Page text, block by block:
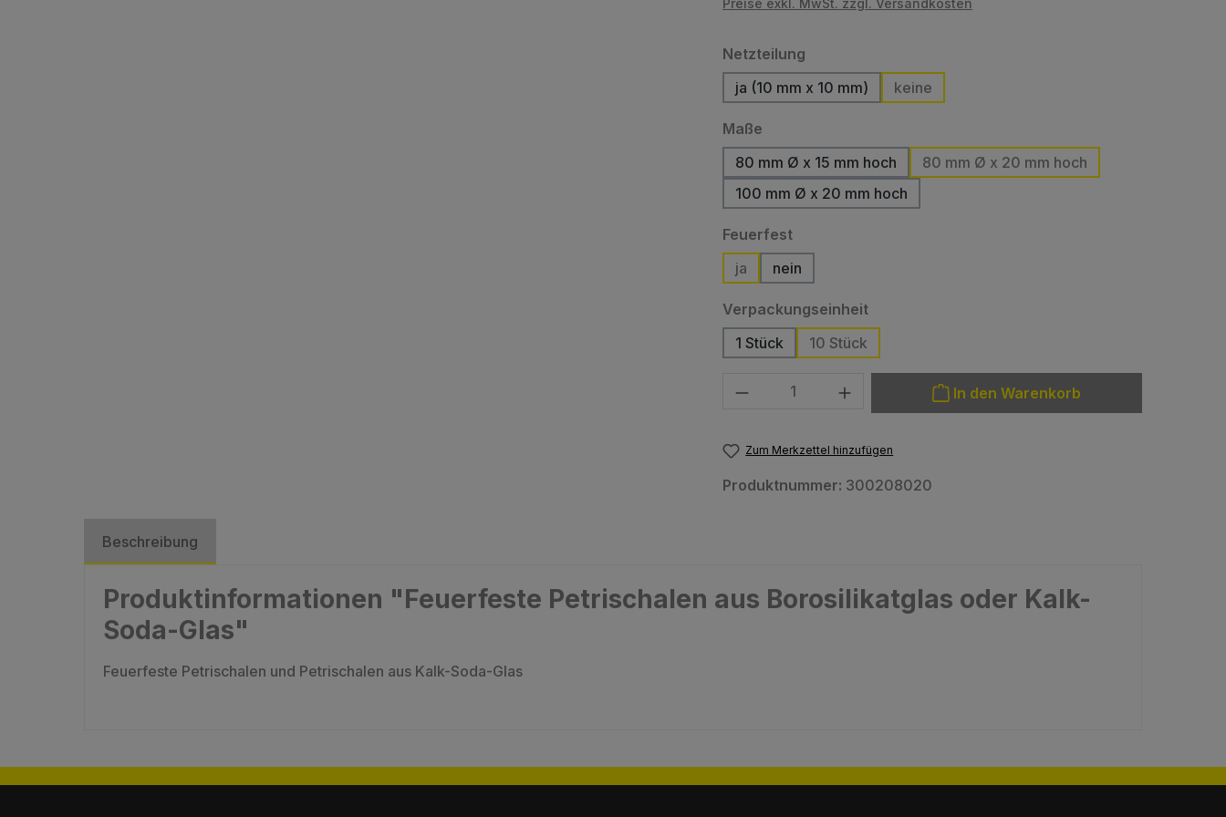
Preise exkl. MwSt. zzgl. Versandkosten
Netzteilung
ja (10 mm x 10 mm)
(Diese Option ist zurzeit nicht verfügbar.)
keine
Maße
80 mm Ø x 15 mm hoch
(Diese Option ist zurzeit nicht verfügbar.)
80 mm Ø x 20 mm hoch
100 mm Ø x 20 mm hoch
(Diese Option ist zurzeit nicht verfügbar.)
Feuerfestauswählen
ja
nein
(Diese Option ist zurzeit nicht verfügbar.)
Verpackungseinheitauswählen
1 Stück
(Diese Option ist zurzeit nicht verfügbar.)
10 Stück
Produkt Anzahl: Gib den gewünschten Wert ein oder benutze die
In den Warenkorb
Zum Merkzettel hinzufügen
Produktnummer: 300208020
Beschreibung
Produktinformationen "Feuerfeste Petrischalen aus Borosilikatglas oder Kalk-
Soda-Glas"
Feuerfeste Petrischalen und Petrischalen aus Kalk-Soda-Glas